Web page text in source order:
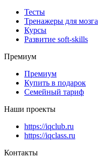
Тесты
Тренажеры для мозга
Курсы
Развитие soft-skills
Премиум
Премиум
Купить в подарок
Семейный тариф
Наши проекты
https://iqclub.ru
https://iqclass.ru
Контакты